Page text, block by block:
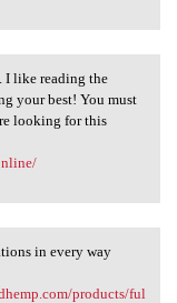
I
I like reading the
your best! You must
looking for this
in every way
products/ful